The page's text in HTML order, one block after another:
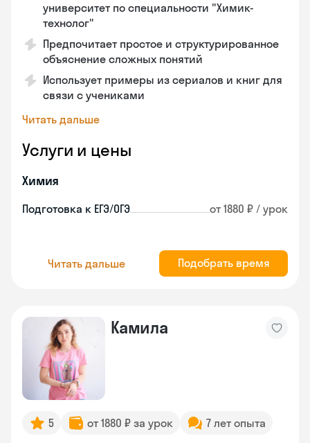
университет по специальности "Химик-
технолог"
Предпочитает простое и структурированное
объяснение сложных понятий
Использует примеры из сериалов и книг для
связи с учениками
Читать дальше
Услуги и цены
Химия
Подготовка к ЕГЭ/ОГЭ от 1880 ₽ / урок
Читать дальше Подобрать время
Камила
5 от 1880 ₽ за урок 7 лет опыта